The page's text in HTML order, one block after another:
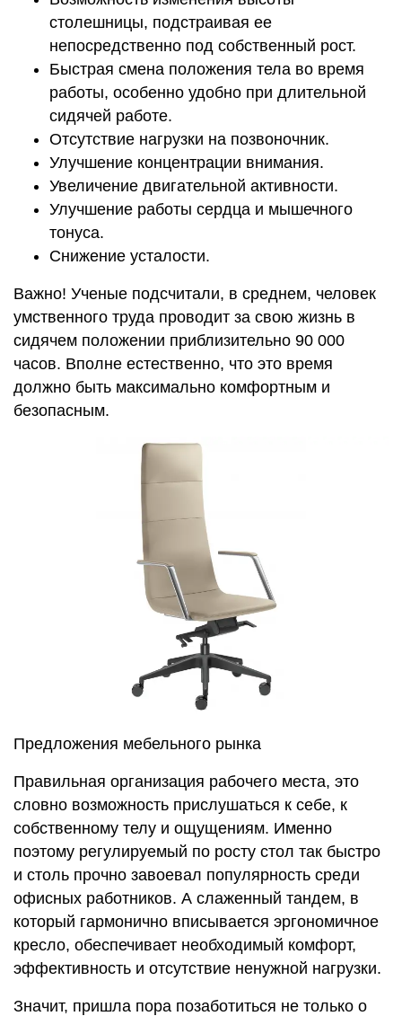
столешницы, подстраивая ее
непосредственно под собственный рост.
Быстрая смена положения тела во время
работы, особенно удобно при длительной
сидячей работе.
Отсутствие нагрузки на позвоночник.
Улучшение концентрации внимания.
Увеличение двигательной активности.
Улучшение работы сердца и мышечного
тонуса.
Снижение усталости.
Важно! Ученые подсчитали, в среднем, человек
умственного труда проводит за свою жизнь в
сидячем положении приблизительно 90 000
часов. Вполне естественно, что это время
должно быть максимально комфортным и
безопасным.
Предложения мебельного рынка
Правильная организация рабочего места, это
словно возможность прислушаться к себе, к
собственному телу и ощущениям. Именно
поэтому регулируемый по росту стол так быстро
и столь прочно завоевал популярность среди
офисных работников. А слаженный тандем, в
который гармонично вписывается эргономичное
кресло, обеспечивает необходимый комфорт,
эффективность и отсутствие ненужной нагрузки.
Значит, пришла пора позаботиться не только о